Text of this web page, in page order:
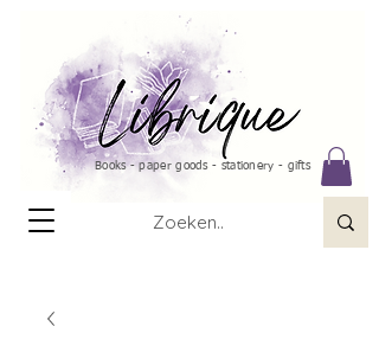
Books - paper goods - stationery - gifts